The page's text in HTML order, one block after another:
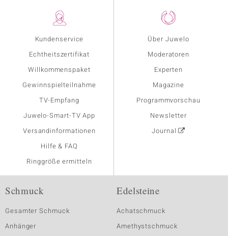
Kundenservice
Echtheitszertifikat
Willkommenspaket
Gewinnspielteilnahme
TV-Empfang
Juwelo-Smart-TV App
Versandinformationen
Hilfe & FAQ
Ringgröße ermitteln
Über Juwelo
Moderatoren
Experten
Magazine
Programmvorschau
Newsletter
Journal
Schmuck
Gesamter Schmuck
Anhänger
Edelsteine
Achatschmuck
Amethystschmuck